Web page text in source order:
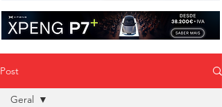
Post
Geral